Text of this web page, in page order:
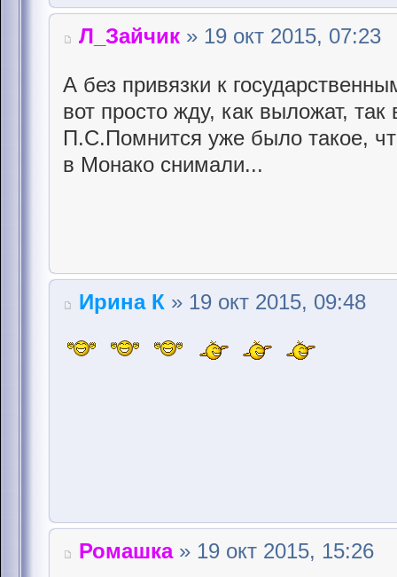
Л_Зайчик » 19 окт 2015, 07:23
А без привязки к
вот просто жду, как выложат, так
П.С.Помнится уже было такое,
в Монако снимали...
Ирина К » 19 окт 2015, 09:48
Ромашка» 19 окт 2015, 15:26